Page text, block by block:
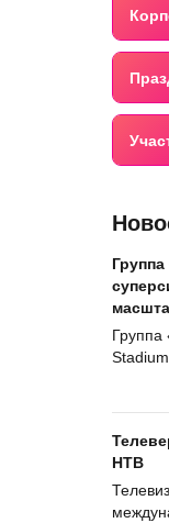
Группа
НТВ